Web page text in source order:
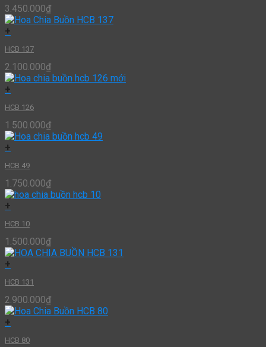
3.450.000₫
+
HCB 137
2.100.000₫
+
HCB 126
1.500.000₫
+
HCB 49
1.750.000₫
+
HCB 10
1.500.000₫
+
HCB 131
2.900.000₫
+
HCB 80